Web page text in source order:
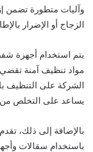
وآليات متطورة تضمن
الزجاج أو الإضرار
يتم استخدام أجهزة
مواد تنظيف آمنة
الشركة على التنظيف
يساعد على التخلص من
بالإضافة إلى ذلك،
باستخدام سقالات